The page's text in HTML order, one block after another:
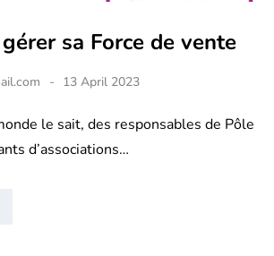
sa Force de vente
13 April 2023
le sait, des responsables de Pôle
d’associations…